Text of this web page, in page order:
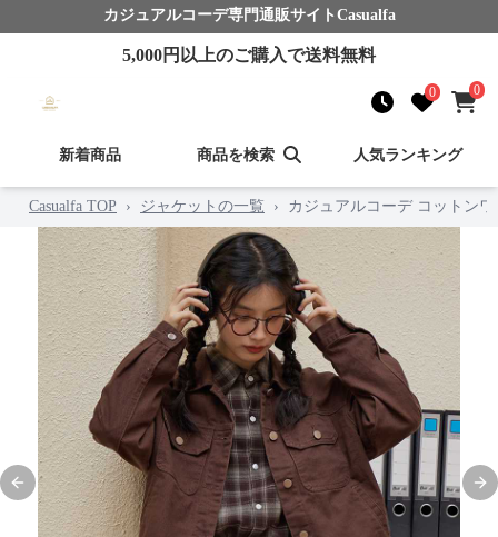
カジュアルコーデ専門通販サイト Casualfa
5,000円以上のご購入で送料無料
0 0
新着商品 商品を検索 人気ランキング
Casualfa TOP › ジャケットの一覧 › カジュアルコーデ コットン
Previous slide